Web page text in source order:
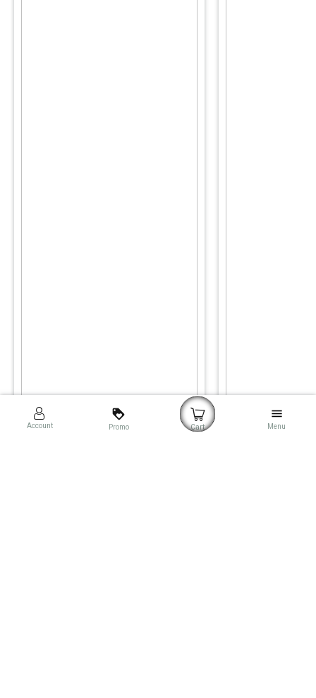
Account
loyalty
Promo Cart
menu
Menu